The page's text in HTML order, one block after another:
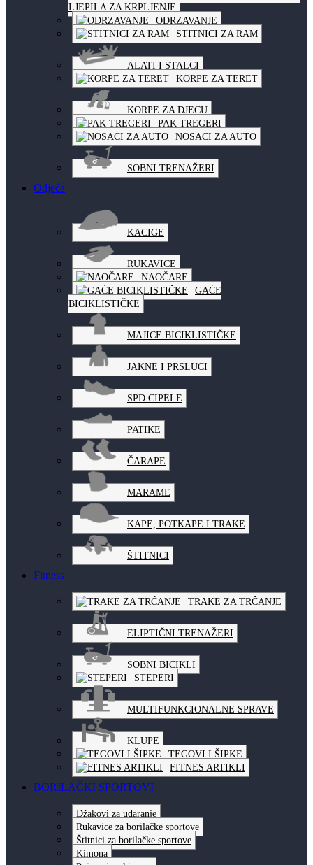
LJEPILA ZA KRPLJENJE
ODRZAVANJE
STITNICI ZA RAM
ALATI I STALCI
KORPE ZA TERET
KORPE ZA DJECU
PAK TREGERI
NOSACI ZA AUTO
SOBNI TRENAŽERI
Odjeća
KACIGE
RUKAVICE
NAOČARE
GAĆE
BICIKLISTIČKE
MAJICE BICIKLISTIČKE
JAKNE I PRSLUCI
SPD CIPELE
PATIKE
ČARAPE
MARAME
KAPE, POTKAPE I TRAKE
ŠTITNICI
Fitness
TRAKE ZA TRČANJE
ELIPTIČNI TRENAŽERI
SOBNI BICIKLI
STEPERI
MULTIFUNKCIONALNE SPRAVE
KLUPE
TEGOVI I ŠIPKE
FITNES ARTIKLI
BORILAČKI SPORTOVI
Džakovi za udaranje
Rukavice za borilačke sportove
Štitnici za borilačke sportove
Kimona